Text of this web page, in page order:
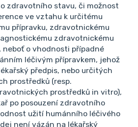
pojiva
systémové
pojiva
věk 41 let, OA: VAS C-LS
LI synd., bez zánikové
(v péči neurologa) 1991
předloktí, SF 12/1998
10/2025 byla vyšetřována pro
zdravotního stavu, či možnost
ve vztahu k určitému
přípravku, zdravotnickému
zdravotnickému
o vhodnosti případné
léčivým přípravkem, jehož
předpis, nebo určitých
prostředků (resp.
prostředků in vitro),
po posouzení zdravotního
užití humánního léčivého
není vázán na lékařský